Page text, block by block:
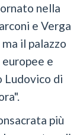
nella
e Verga
il palazzo
e
Ludovico di
più